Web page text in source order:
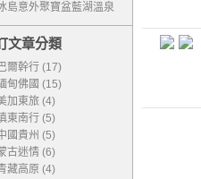
島意外聚寶盆藍湖溫泉
文章分類
爾幹行 (17)
甸佛國 (15)
加東旅 (4)
東南行 (5)
國貴州 (5)
古迷情 (6)
藏高原 (4)